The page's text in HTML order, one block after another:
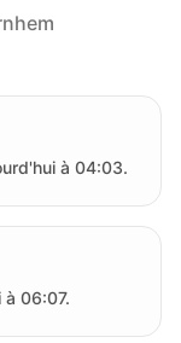
à 04:03.
à 06:07.